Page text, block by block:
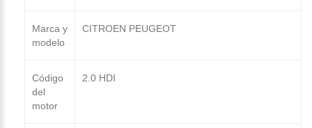
Marca y
modelo
CITROEN PEUGEOT
Código
del
motor
2.0 HDI